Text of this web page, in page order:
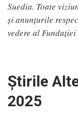
Suedia. Toate
și anunţurile
vedere al
Știrile
2025